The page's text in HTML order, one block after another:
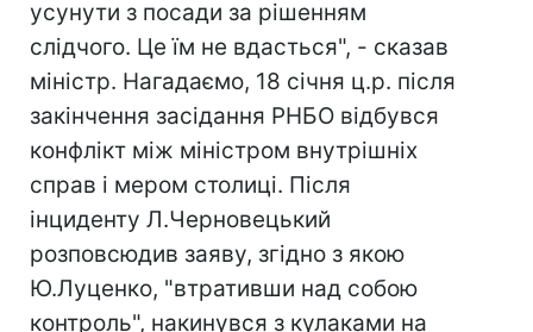
усунути з посади за рішенням
слідчого. Це їм не вдасться", - сказав
міністр. Нагадаємо, 18 січня ц.р. після
закінчення засідання РНБО відбувся
конфлікт між міністром внутрішніх
справ і мером столиці. Після
інциденту Л.Черновецький
розповсюдив заяву, згідно з якою
Ю.Луценко, "втративши над собою
контроль", накинувся з кулаками на